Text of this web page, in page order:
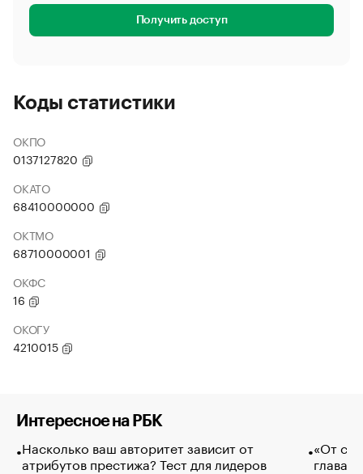
Получить доступ
Коды статистики
ОКПО
0137127820
ОКАТО
68410000000
ОКТМО
68710000001
ОКФС
16
ОКОГУ
4210015
Интересное на РБК
Насколько ваш авторитет зависит от
атрибутов престижа? Тест для лидеров
«От
глава